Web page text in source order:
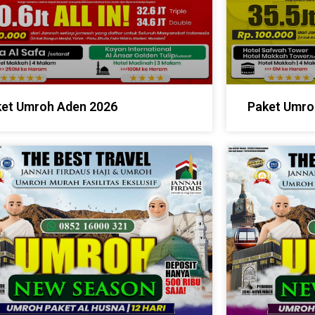
Umroh Aden 2026 Paket